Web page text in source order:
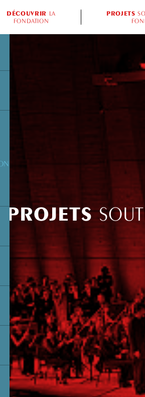
DÉCOUVRIR LA
FONDATION
PROJETS
PROJETS